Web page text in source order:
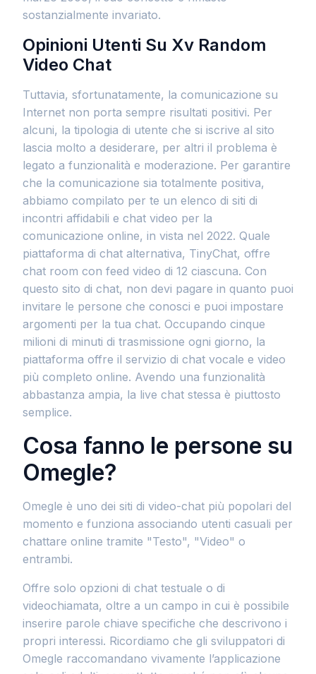
sostanzialmente invariato.
Opinioni Utenti Su Xv Random
Video Chat
Tuttavia, sfortunatamente, la comunicazione su
Internet non porta sempre risultati positivi. Per
alcuni, la tipologia di utente che si iscrive al sito
lascia molto a desiderare, per altri il problema è
legato a funzionalità e moderazione. Per garantire
che la comunicazione sia totalmente positiva,
abbiamo compilato per te un elenco di siti di
incontri affidabili e chat video per la
comunicazione online, in vista nel 2022. Quale
piattaforma di chat alternativa, TinyChat, offre
chat room con feed video di 12 ciascuna. Con
questo sito di chat, non devi pagare in quanto puoi
invitare le persone che conosci e puoi impostare
argomenti per la tua chat. Occupando cinque
milioni di minuti di trasmissione ogni giorno, la
piattaforma offre il servizio di chat vocale e video
più completo online. Avendo una funzionalità
abbastanza ampia, la live chat stessa è piuttosto
semplice.
Cosa fanno le persone su
Omegle?
Omegle è uno dei siti di video-chat più popolari del
momento e funziona associando utenti casuali per
chattare online tramite "Testo", "Video" o
entrambi.
Offre solo opzioni di chat testuale o di
videochiamata, oltre a un campo in cui è possibile
inserire parole chiave specifiche che descrivono i
propri interessi. Ricordiamo che gli sviluppatori di
Omegle raccomandano vivamente l’applicazione